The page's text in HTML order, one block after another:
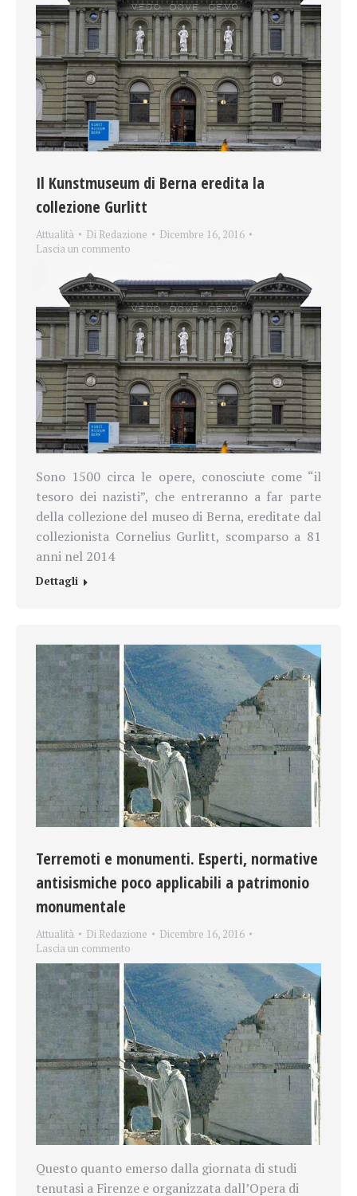
Il Kunstmuseum di Berna eredita la
collezione Gurlitt
Attualità Di Redazione
Dicembre 16, 2016
Lascia un commento
Sono 1500 circa le opere, conosciute come “il
tesoro dei nazisti”, che entreranno a far parte
della collezione del museo di Berna, ereditate dal
collezionista Cornelius Gurlitt, scomparso a 81
anni nel 2014
Dettagli
Terremoti e monumenti. Esperti, normative
antisismiche poco applicabili a patrimonio
monumentale
Attualità Di Redazione
Dicembre 16, 2016
Lascia un commento
Questo quanto emerso dalla giornata di studi
tenutasi a Firenze e organizzata dall’Opera di